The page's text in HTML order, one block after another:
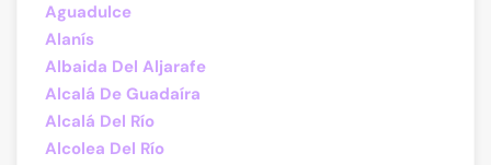
Aguadulce
Alanís
Albaida Del Aljarafe
Alcalá De Guadaíra
Alcalá Del Río
Alcolea Del Río